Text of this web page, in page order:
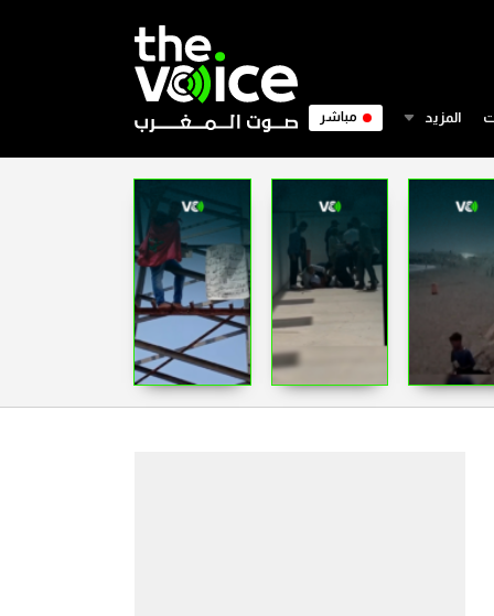
المزيد مباشر